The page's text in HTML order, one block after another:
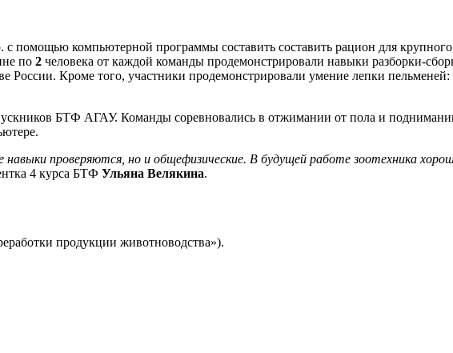
компьютерной программы составить составить рацион для крупного
по 2 человека от каждой команды продемонстрировали навыки разборки-
России. Кроме того, участники продемонстрировали умение лепки
БТФ АГАУ. Команды соревновались в отжимании от пола и
проверяются, но и общефизические. В будущей работе зоотехника
4 курса БТФ Ульяна Велякина.
продукции животноводства»).